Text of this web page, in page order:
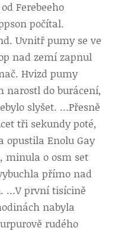
Ferebeeho
počítal.
Uvnitř pumy se ve
nad zemí zapnul
Hvizd pumy
narostl do burácení,
slyšet. …Přesně
tři sekundy poté,
opustila Enolu Gay
minula o osm set
přímo nad
…V první tisícině
nabyla
rudého